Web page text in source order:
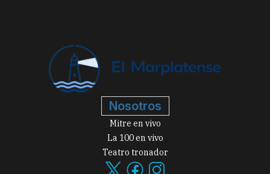
Nosotros
Mitre en vivo
La 100 en vivo
Teatro tronador